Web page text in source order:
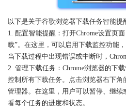
以下是关于谷歌浏览器下载任务智能提
1. 配置智能提醒：打开Chrome设置页
载”。在这里，可以启用下载监控功能
当下载过程中出现错误或中断时，
2. 管理下载任务：Chrome浏览器的下
控制所有下载任务。点击浏览器右下角
管理器。在这里，用户可以暂停、继续
看每个任务的进度和状态。